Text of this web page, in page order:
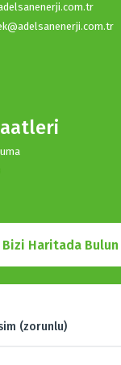
Bizi Haritada Bulun
(zorunlu)